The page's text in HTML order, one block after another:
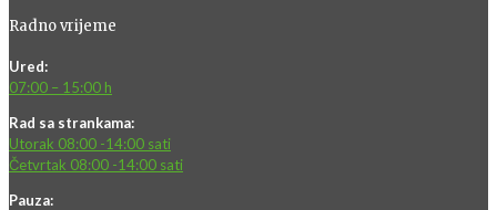
Radno vrijeme
Ured:
07:00 – 15:00 h
Rad sa strankama:
Utorak 08:00 -14:00 sati
Četvrtak 08:00 -14:00 sati
Pauza: